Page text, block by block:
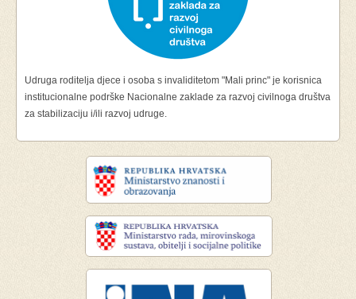
Udruga roditelja djece i osoba s invaliditetom "Mali princ" je korisnica
institucionalne podrške Nacionalne zaklade za razvoj civilnoga društva
za stabilizaciju i/ili razvoj udruge.